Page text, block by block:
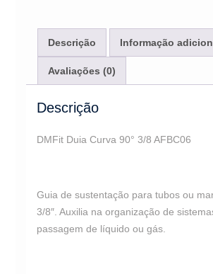
Descrição Informação
Avaliações (0)
Descrição
DMFit Duia Curva 90° 3/8 AFBC06
Guia de sustentação para tubos ou
3/8″. Auxilia na organização de
passagem de líquido ou gás.